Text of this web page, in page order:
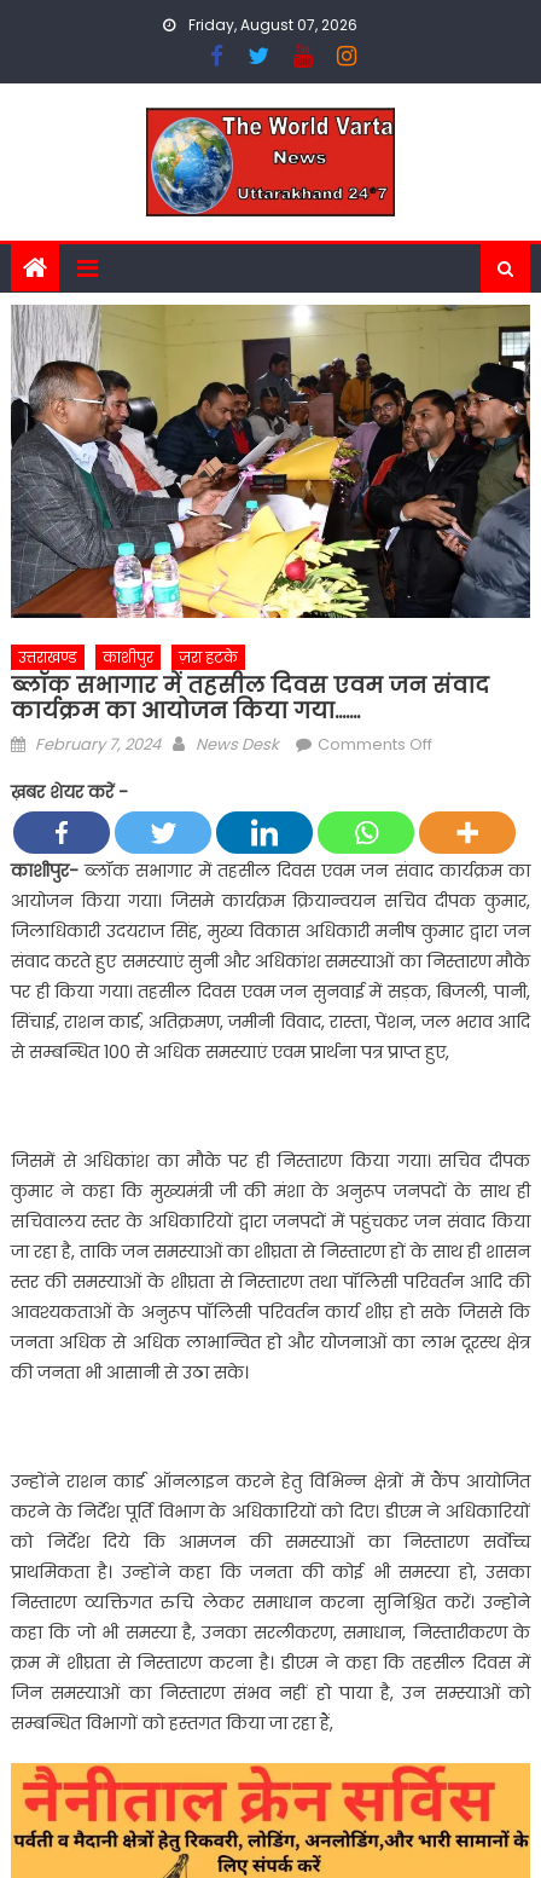
Friday, August 07, 2026
उत्तराखण्ड काशीपुर ज़रा हटके
ब्लॉक सभागार में तहसील दिवस एवम जन संवाद
कार्यक्रम का आयोजन किया गया…….
Posted
February 7, 2024 Author
News Desk Comments Offon
तहसील
दिवस
एवम
जन
संवाद
कार्यक्रम
का
आयोजन
ख़बर शेयर करें -
काशीपुर-ब्लॉक सभागार में तहसील दिवस एवम जन संवाद कार्यक्रम का
आयोजन किया गया। जिसमे कार्यक्रम क्रियान्वयन सचिव दीपक कुमार,
जिलाधिकारी उदयराज सिंह, मुख्य विकास अधिकारी मनीष कुमार द्वारा जन
संवाद करते हुए समस्याएं सुनी और अधिकांश समस्याओं का निस्तारण मौके
पर ही किया गया। तहसील दिवस एवम जन सुनवाई में सड़क, बिजली, पानी,
सिंचाई, राशन कार्ड, अतिक्रमण, जमीनी विवाद, रास्ता, पेंशन, जल भराव आदि
से सम्बन्धित 100 से अधिक समस्याएं एवम प्रार्थना पत्र प्राप्त हुए,
जिसमें से अधिकांश का मौके पर ही निस्तारण किया गया। सचिव दीपक
कुमार ने कहा कि मुख्यमंत्री जी की मंशा के अनुरूप जनपदों के साथ ही
सचिवालय स्तर के अधिकारियों द्वारा जनपदों में पहुंचकर जन संवाद किया
जा रहा है, ताकि जन समस्याओं का शीघ्रता से निस्तारण हों के साथ ही शासन
स्तर की समस्याओं के शीघ्रता से निस्तारण तथा पॉलिसी परिवर्तन आदि की
आवश्यकताओं के अनुरूप पॉलिसी परिवर्तन कार्य शीघ्र हो सके जिससे कि
जनता अधिक से अधिक लाभान्वित हो और योजनाओं का लाभ दूरस्थ क्षेत्र
की जनता भी आसानी से उठा सके।
उन्होंने राशन कार्ड ऑनलाइन करने हेतु विभिन्न क्षेत्रों में कैंप आयोजित
करने के निर्देश पूर्ति विभाग के अधिकारियों को दिए। डीएम ने अधिकारियों
को निर्देश दिये कि आमजन की समस्याओं का निस्तारण सर्वाेच्च
प्राथमिकता है। उन्होंने कहा कि जनता की कोई भी समस्या हो, उसका
निस्तारण व्यक्तिगत रुचि लेकर समाधान करना सुनिश्चित करें। उन्होने
कहा कि जो भी समस्या है, उनका सरलीकरण, समाधान, निस्तारीकरण के
क्रम में शीघ्रता से निस्तारण करना है। डीएम ने कहा कि तहसील दिवस में
जिन समस्याओं का निस्तारण संभव नहीं हो पाया है, उन सम्स्याओं को
सम्बन्धित विभागों को हस्तगत किया जा रहा हैं,